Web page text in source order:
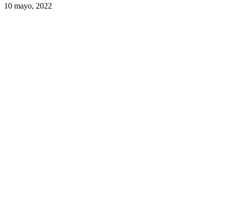
10 mayo, 2022